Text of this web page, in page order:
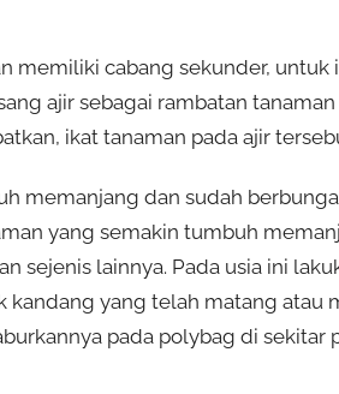
memiliki cabang sekunder, untuk
ajir sebagai rambatan
ikat tanaman pada ajir
memanjang dan sudah
yang semakin tumbuh
sejenis lainnya. Pada usia ini
yang telah matang atau
pada polybag di sekitar